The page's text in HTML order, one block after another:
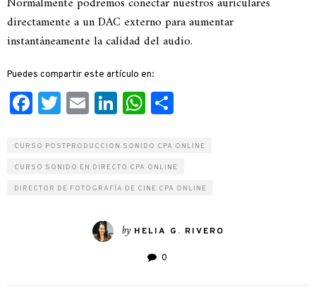
directamente a un DAC externo para aumentar
instantáneamente la calidad del audio.
Puedes compartir este artículo en:
Facebook
Twitter
EmailLinkedIn
WhatsApp
CURSO POSTPRODUCCION SONIDO CPA ONLINE
CURSO SONIDO EN DIRECTO CPA ONLINE
DIRECTOR DE FOTOGRAFÍA DE CINE CPA ONLINE
by HELIA G. RIVERO
0